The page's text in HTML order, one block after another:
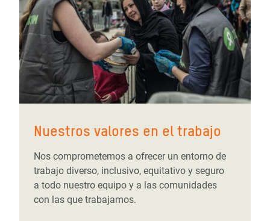
Nuestros valores en el trabajo
Nos comprometemos a ofrecer un entorno de
trabajo diverso, inclusivo, equitativo y seguro
a todo nuestro equipo y a las comunidades
con las que trabajamos.